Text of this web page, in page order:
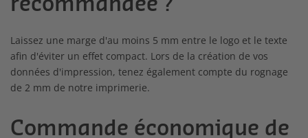
recommandée ?
Laissez une marge d'au moins 5 mm entre le logo et le texte
afin d'éviter un effet compact. Lors de la création de vos
données d'impression, tenez également compte du rognage
de 2 mm de notre imprimerie.
Commande économique de